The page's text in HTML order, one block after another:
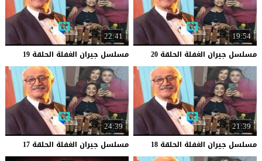
19:54
مسلسل جيران الغفلة الحلقة 20
22:41
مسلسل جيران الغفلة الحلقة 19
21:39
مسلسل جيران الغفلة الحلقة 18
24:39
مسلسل جيران الغفلة الحلقة 17